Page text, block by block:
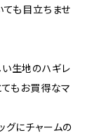
ても目立ちませ
生地のハギレ
もお買得なマ
グにチャームの